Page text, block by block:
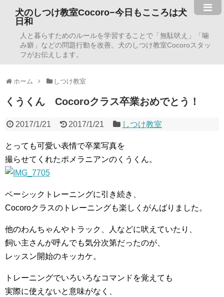
犬のしつけ教室Cocoro−今日もこころは犬
日和
人と暮らすためのルールを学習することで「無駄吠え」「噛
み癖」などの問題行動を改善。犬のしつけ教室Cocoroスタッ
フがお伝えします。
ホーム しつけ教室
くうくん Cocoroクラス卒業おめでとう！
2017/1/21 2017/1/21 しつけ教室
とっても可愛い表情で卒業写真を
撮らせてくれたポメラニアンのくうくん。
ベーシックトレーニングに引き続き、
Cocoroクラスのトレーニングも楽しくがんばりました。
他のわんちゃんやトラック、人などに吠えていたり、
飼い主さんが呼んでも気分次第だったのが、
レッスン開始のキッカケ。
トレーニングでいろいろなコマンドを覚えても
実際に使えないと意味がなく、